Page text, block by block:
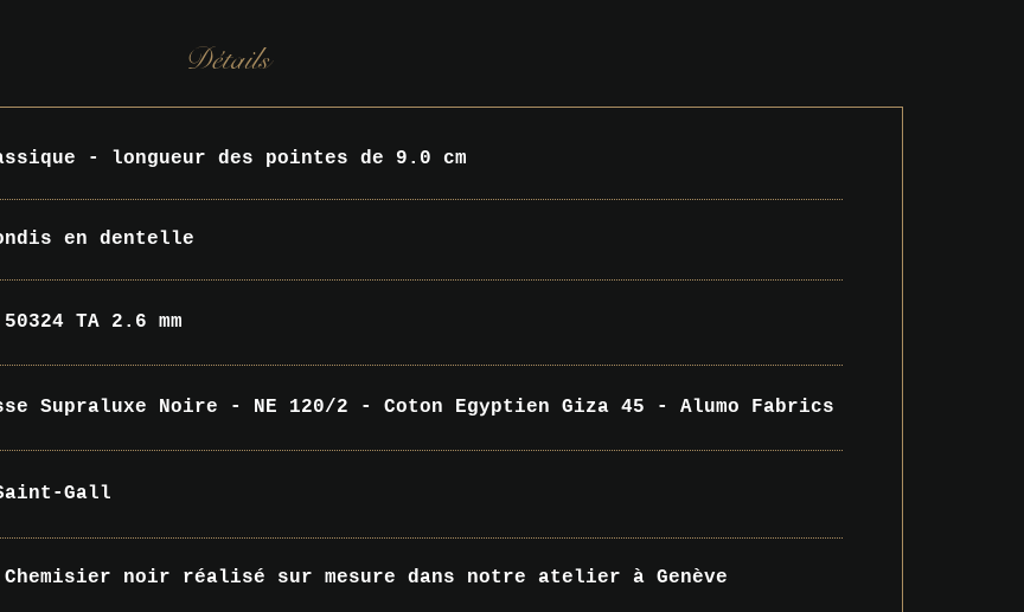
Détails
- longueur des pointes de 9.0 cm
en dentelle
TA 2.6 mm
Supraluxe Noire - NE 120/2 - Coton Egyptien Giza 45 - Alumo Fabrics
Gall
Chemisier noir réalisé sur mesure dans notre atelier à Genève